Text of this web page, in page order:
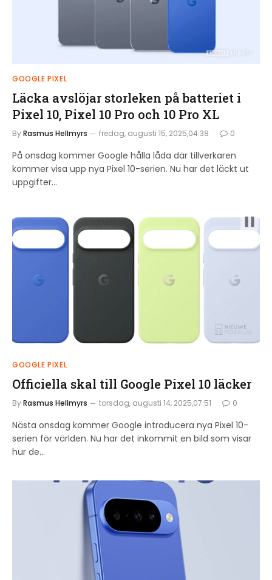
GOOGLE PIXEL
Läcka avslöjar storleken på batteriet i
Pixel 10, Pixel 10 Pro och 10 Pro XL
ByRasmus Hellmyrs fredag, augusti 15, 2025,04:38 0
På onsdag kommer Google hålla låda där tillverkaren
kommer visa upp nya Pixel 10-serien. Nu har det läckt ut
uppgifter…
GOOGLE PIXEL
Officiella skal till Google Pixel 10 läcker
ByRasmus Hellmyrs torsdag, augusti 14, 2025,07:51 0
Nästa onsdag kommer Google introducera nya Pixel 10-
serien för världen. Nu har det inkommit en bild som visar
hur de…